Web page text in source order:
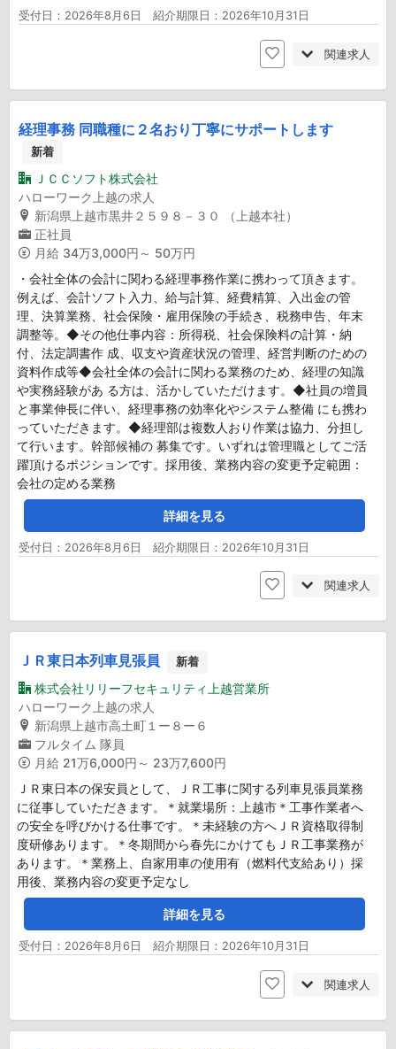
受付日：2026年8月6日 紹介期限日：2026年10月31日
関連求人
経理事務 同職種に２名おり丁寧にサポートします
新着
ＪＣＣソフト株式会社
ハローワーク上越の求人
新潟県上越市黒井２５９８－３０ （上越本社）
正社員
月給 34万3,000円～ 50万円
・会社全体の会計に関わる経理事務作業に携わって頂きます。
例えば、会計ソフト入力、給与計算、経費精算、入出金の管
理、決算業務、社会保険・雇用保険の手続き、税務申告、年末
調整等。◆その他仕事内容：所得税、社会保険料の計算・納
付、法定調書作 成、収支や資産状況の管理、経営判断のための
資料作成等◆会社全体の会計に関わる業務のため、経理の知識
や実務経験があ る方は、活かしていただけます。◆社員の増員
と事業伸長に伴い、経理事務の効率化やシステム整備 にも携わ
っていただきます。◆経理部は複数人おり作業は協力、分担し
て行います。幹部候補の 募集です。いずれは管理職としてご活
躍頂けるポジションです。採用後、業務内容の変更予定範囲：
会社の定める業務
詳細を見る
受付日：2026年8月6日 紹介期限日：2026年10月31日
関連求人
ＪＲ東日本列車見張員 新着
株式会社リリーフセキュリティ上越営業所
ハローワーク上越の求人
新潟県上越市高土町１ー８ー６
フルタイム 隊員
月給 21万6,000円～ 23万7,600円
ＪＲ東日本の保安員として、ＪＲ工事に関する列車見張員業務
に従事していただきます。＊就業場所：上越市＊工事作業者へ
の安全を呼びかける仕事です。＊未経験の方へＪＲ資格取得制
度研修あります。＊冬期間から春先にかけてもＪＲ工事業務が
あります。＊業務上、自家用車の使用有（燃料代支給あり）採
用後、業務内容の変更予定なし
詳細を見る
受付日：2026年8月6日 紹介期限日：2026年10月31日
関連求人